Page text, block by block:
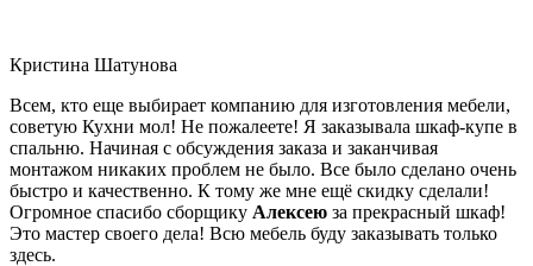
Кристина Шатунова
Всем, кто еще выбирает компанию для изготовления мебели,
советую Кухни мол! Не пожалеете! Я заказывала шкаф-купе в
спальню. Начиная с обсуждения заказа и заканчивая
монтажом никаких проблем не было. Все было сделано очень
быстро и качественно. К тому же мне ещё скидку сделали!
Огромное спасибо сборщику Алексею за прекрасный шкаф!
Это мастер своего дела! Всю мебель буду заказывать только
здесь.